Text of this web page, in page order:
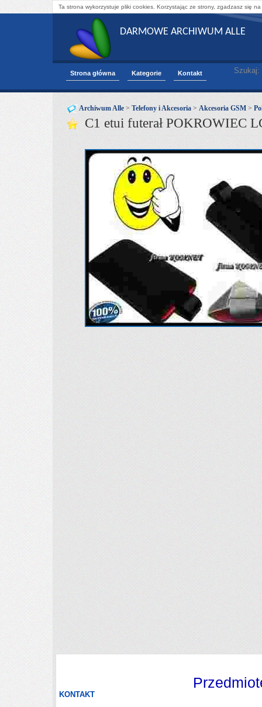
Ta strona wykorzystuje pliki cookies. Korzystając ze strony, zgadzasz się
DARMOWE ARCHIWUM ALLE
Strona główna Kategorie Kontakt Szukaj:
Archiwum Alle > Telefony i Akcesoria > Akcesoria GSM >
C1 etui futerał POKROWIEC
KONTAKT
Przedmiot